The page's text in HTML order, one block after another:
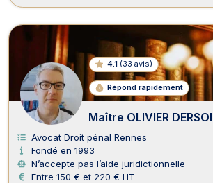
4.1 (33 avis)
Répond rapidement
Maître OLIVIER
Avocat Droit pénal Rennes
Fondé en 1993
N’accepte pas l’aide juridictionnelle
Entre 150 € et 220 € HT